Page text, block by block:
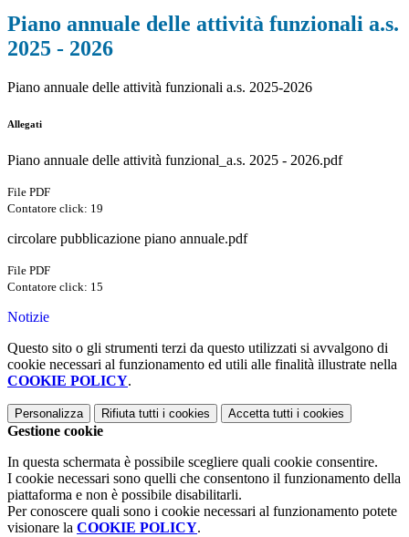
Piano annuale delle attività funzionali a.s.
2025 - 2026
Piano annuale delle attività funzionali a.s. 2025-2026
Allegati
Piano annuale delle attività funzional_a.s. 2025 - 2026.pdf
File PDF
Contatore click: 19
circolare pubblicazione piano annuale.pdf
File PDF
Contatore click: 15
Notizie
Questo sito o gli strumenti terzi da questo utilizzati si avvalgono di
cookie necessari al funzionamento ed utili alle finalità illustrate nella
COOKIE POLICY.
Personalizza Rifiuta tutti i cookies Accetta tutti i cookies
Gestione cookie
In questa schermata è possibile scegliere quali cookie consentire.
I cookie necessari sono quelli che consentono il funzionamento della
piattaforma e non è possibile disabilitarli.
Per conoscere quali sono i cookie necessari al funzionamento potete
visionare la COOKIE POLICY.